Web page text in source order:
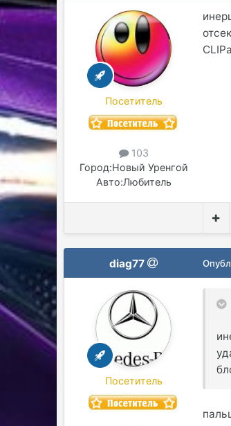
Посетитель
103
Город:Новый Уренгой
Авто:Любитель
CLIPа
diag77
Посетитель